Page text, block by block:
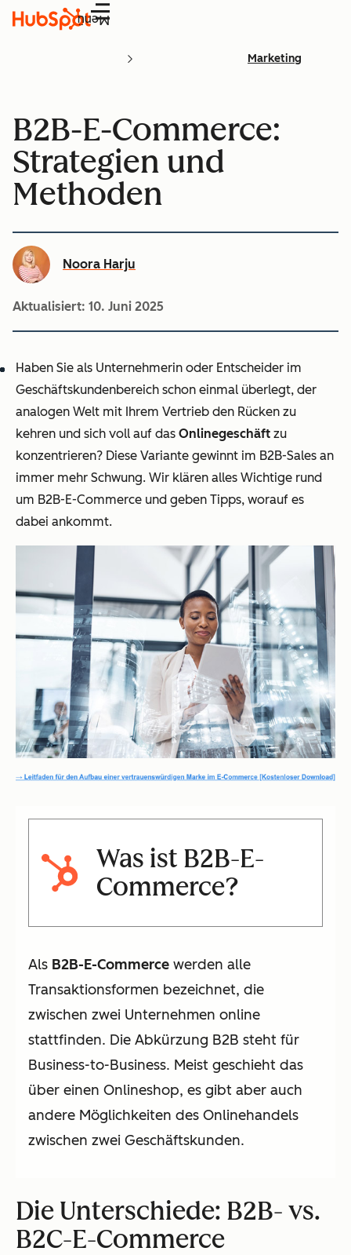
Menü
Marketing
B2B-E-Commerce:
Strategien und
Methoden
Noora Harju
Aktualisiert: 10. Juni 2025
Haben Sie als Unternehmerin oder Entscheider im
Geschäftskundenbereich schon einmal überlegt, der
analogen Welt mit Ihrem Vertrieb den Rücken zu
kehren und sich voll auf das Onlinegeschäft zu
konzentrieren? Diese Variante gewinnt im B2B-Sales an
immer mehr Schwung. Wir klären alles Wichtige rund
um B2B-E-Commerce und geben Tipps, worauf es
dabei ankommt.
Was ist B2B-E-
Commerce?
Als B2B-E-Commerce werden alle
Transaktionsformen bezeichnet, die
zwischen zwei Unternehmen online
stattfinden. Die Abkürzung B2B steht für
Business-to-Business. Meist geschieht das
über einen Onlineshop, es gibt aber auch
andere Möglichkeiten des Onlinehandels
zwischen zwei Geschäftskunden.
Die Unterschiede: B2B- vs.
B2C-E-Commerce